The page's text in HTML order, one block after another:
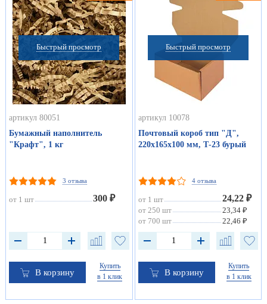
Быстрый просмотр
артикул 80051
Бумажный наполнитель
"Крафт", 1 кг
3 отзыва
от 1 шт 300 ₽
В корзину
Купить
в 1 клик
Быстрый просмотр
артикул 10078
Почтовый короб тип "Д",
220х165х100 мм, Т-23 бурый
4 отзыва
от 1 шт 24,22 ₽
от 250 шт
23,34 ₽
от 700 шт
22,46 ₽
В корзину
Купить
в 1 клик